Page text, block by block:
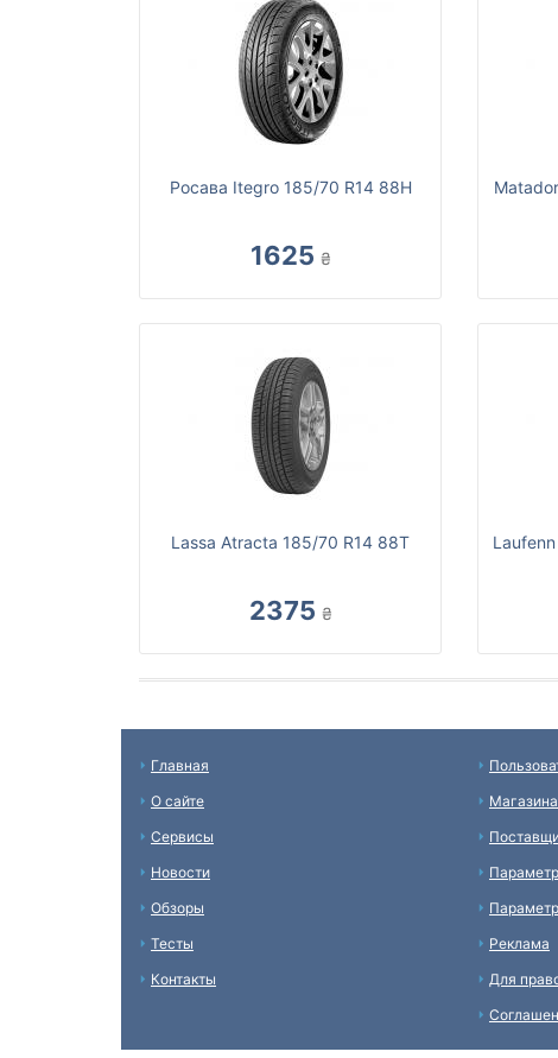
Росава Itegro 185/70 R14 88H
1625 ₴
Lassa Atracta 185/70 R14 88T
2375 ₴
Главная
О сайте
Сервисы
Новости
Обзоры
Тесты
Контакты
Реклама
Для